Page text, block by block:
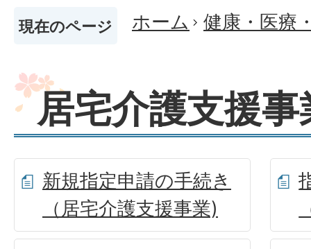
現在のページ ホーム 健康・医療
居宅介護支援事
新規指定申請の手続き
（居宅介護支援事業)